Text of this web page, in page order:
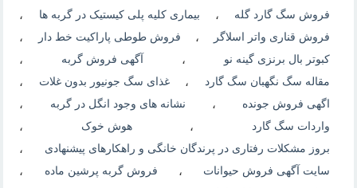
فروش سگ گارد گله ، بیماری کلیه پلی کیستیک در گربه ها ،
فروش قناری واتر اسلاگر ، فروش طوطی پاراکیت خط دار ،
کبوتر بال برنزی گینه نو ، آگهی فروش گربه ،
مقاله سگ نگهبان سگ گارد ، غذای سگ جونیور بدون غلات ،
اگهی فروش جونده ، نشانه های وجود انگل در گربه ،
واردات سگ گارد ، هوش خوک ،
بروز مشکلات رفتاری در پرندگان خانگی و راهکارهای پیشنهادی ،
سایت آگهی فروش حیوانات ، فروش گربه پرشین ماده ،